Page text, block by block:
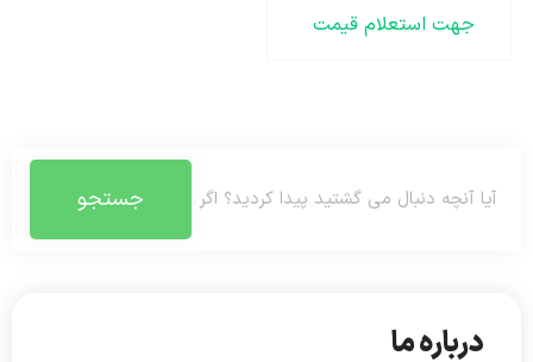
جهت استعلام قیمت
جستجو
درباره ما